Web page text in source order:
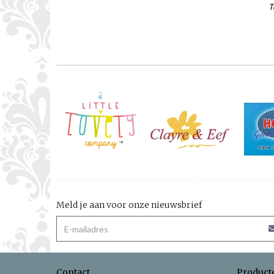
Meld je aan voor onze nieuwsbrief